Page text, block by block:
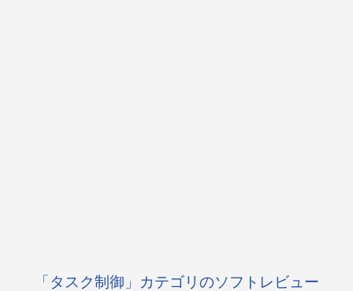
「タスク制御」カテゴリのソフトレビュー